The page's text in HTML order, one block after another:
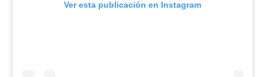
Ver esta publicación en Instagram